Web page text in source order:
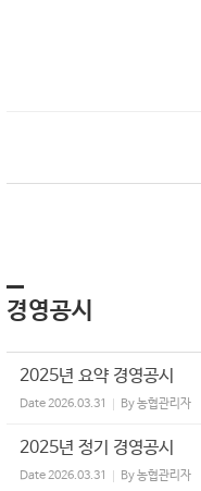
경영공시
2025년 요약 경영공시
Date2026.03.31 By농협관리자
2025년 정기 경영공시
Date2026.03.31 By농협관리자